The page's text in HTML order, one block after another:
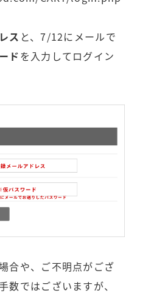
ス と、7/12にメールで
ドを入力してログイン
合や、ご不明点がござ
数ではございますが、